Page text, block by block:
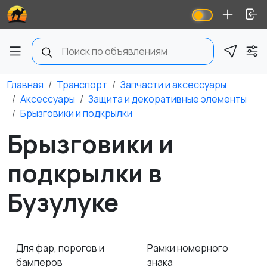
Главная Транспорт
Запчасти и аксессуары
Аксессуары
Защита и декоративные элементы
Брызговики и подкрылки
Брызговики и
подкрылки в
Бузулуке
Для фар, порогов и
бамперов
Рамки номерного
знака